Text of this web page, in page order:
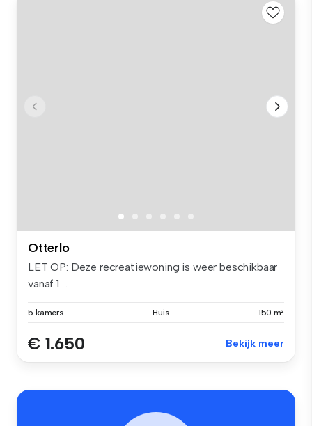
Otterlo
LET OP: Deze recreatiewoning is weer beschikbaar
vanaf 1 ...
5 kamers Huis 150 m²
€ 1.650 Bekijk meer